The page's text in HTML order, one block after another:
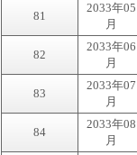
81
2033年05
月
82
2033年06
月
83
2033年07
月
84
2033年08
月